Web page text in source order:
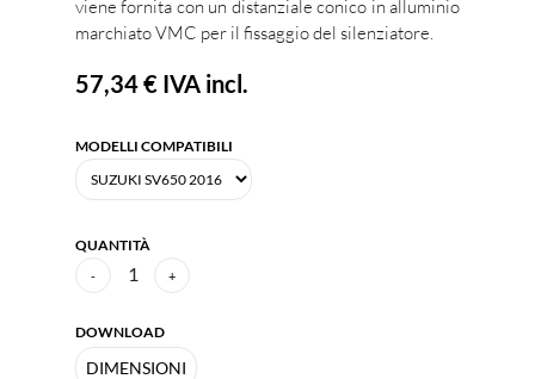
viene fornita con un distanziale conico in alluminio
marchiato VMC per il fissaggio del silenziatore.
57,34 € IVA incl.
MODELLI COMPATIBILI
QUANTITÀ
- 1 +
DOWNLOAD
DIMENSIONI